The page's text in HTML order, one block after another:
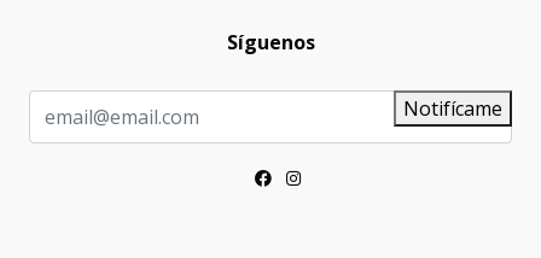
Síguenos
Notifícame